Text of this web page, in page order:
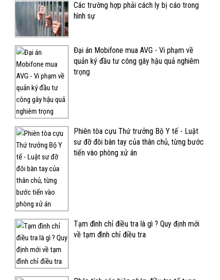
Các trường hợp phải cách ly bị cáo trong
hình sự
Đại án Mobifone mua AVG - Vi phạm về
quản ký đầu tư công gây hậu quả nghiêm
trọng
Phiên tòa cựu Thứ trưởng Bộ Y tế - Luật
sư đỡ đôi bàn tay của thân chủ, từng bước
tiến vào phòng xử án
Tạm đình chỉ điều tra là gì ? Quy định mới
về tạm đình chỉ điều tra